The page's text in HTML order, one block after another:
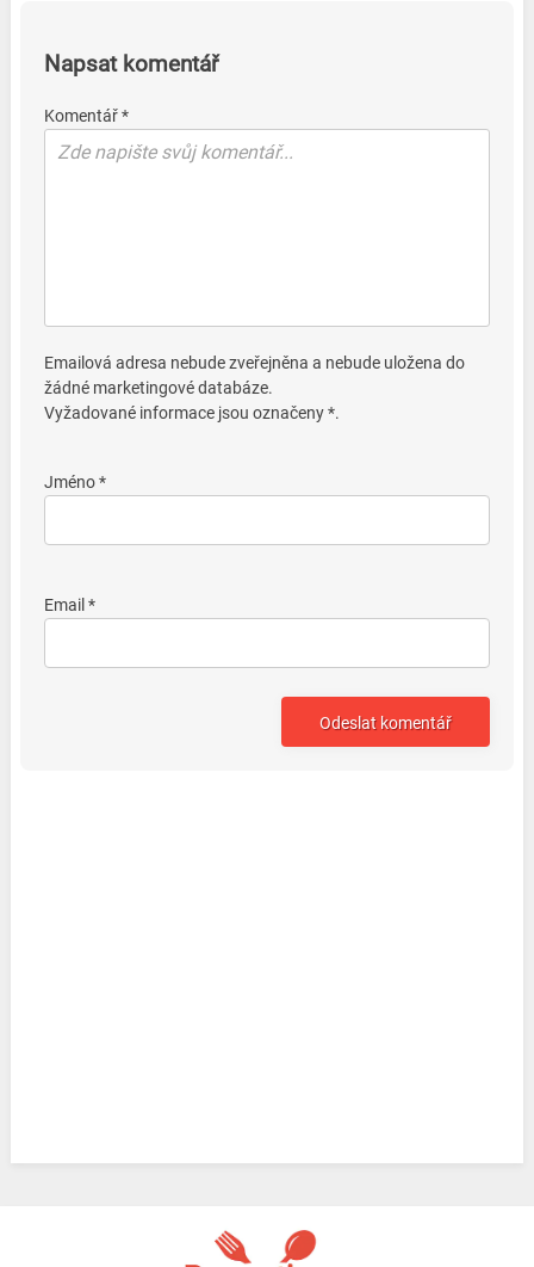
Napsat komentář
Komentář *
Emailová adresa nebude zveřejněna a nebude uložena do
žádné marketingové databáze.
Vyžadované informace jsou označeny *.
Jméno *
Email *